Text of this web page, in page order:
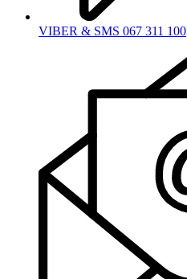
VIBER & SMS 067 311 100